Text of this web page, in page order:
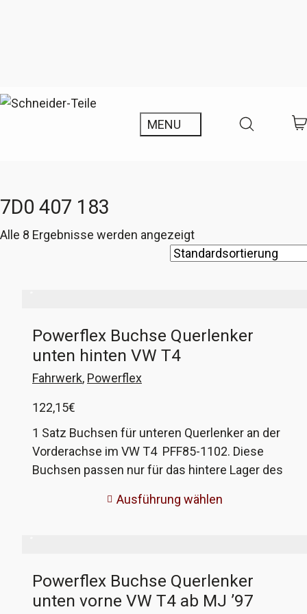
7D0 407 183
Alle 8 Ergebnisse werden angezeigt
Powerflex Buchse Querlenker
unten hinten VW T4
Fahrwerk, Powerflex
122,15€
1 Satz Buchsen für unteren Querlenker an der
Vorderachse im VW T4 PFF85-1102. Diese
Buchsen passen nur für das hintere Lager des
benötigt ihr PFF85-1101 oder PFF85-1131. Das
die Härte ist bei beiden identisch. Viele Worte
brauche ich dazu wohl nicht sagen. Persönlich
Ausführung wählen
Powerflex Buchse Querlenker
unten vorne VW T4 ab MJ ’97